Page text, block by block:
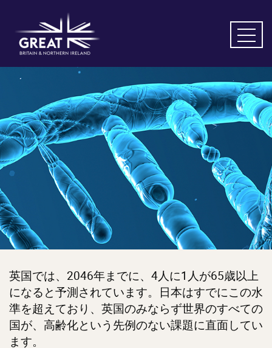
英国では、2046年までに、4人に1人が65歳以上
になると予測されています。日本はすでにこの水
準を超えており、英国のみならず世界のすべての
国が、高齢化という先例のない課題に直面してい
ます。